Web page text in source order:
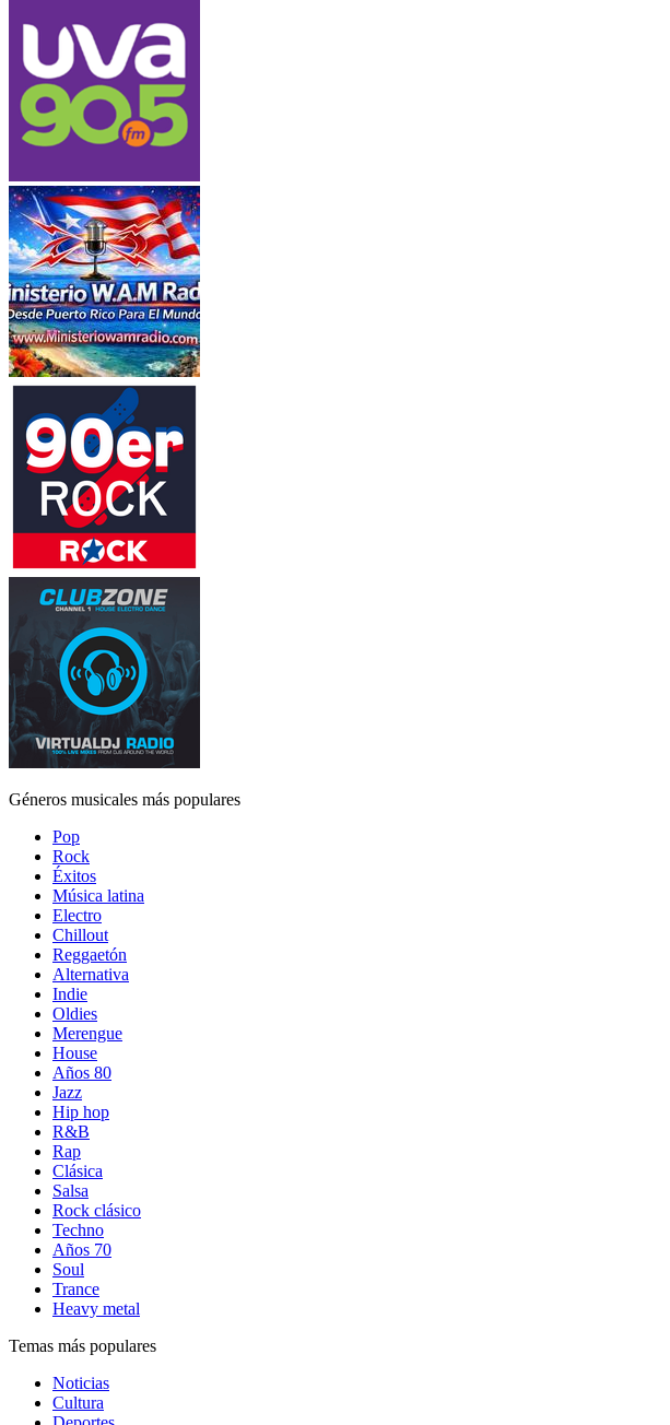
Géneros musicales más populares
Pop
Rock
Éxitos
Música latina
Electro
Chillout
Reggaetón
Alternativa
Indie
Oldies
Merengue
House
Años 80
Jazz
Hip hop
R&B
Rap
Clásica
Salsa
Rock clásico
Techno
Años 70
Soul
Trance
Heavy metal
Temas más populares
Noticias
Cultura